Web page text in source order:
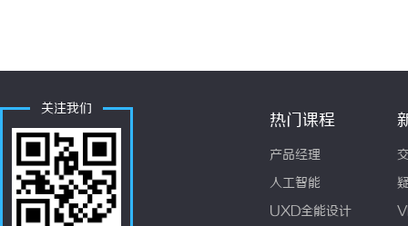
关注我们
热门课程
产品经理
人工智能
UXD全能设计